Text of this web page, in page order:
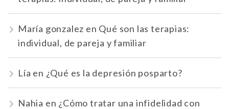
María gonzalez en Qué son las terapias:
individual, de pareja y familiar
Lía en ¿Qué es la depresión posparto?
Nahia en ¿Cómo tratar una infidelidad con